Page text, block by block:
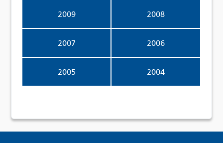
2009 2008
2007 2006
2005 2004